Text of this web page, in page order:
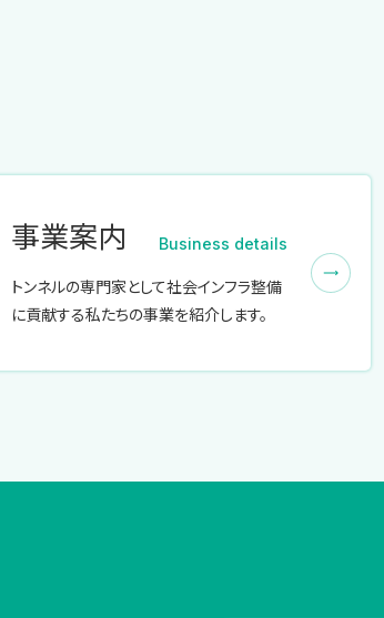
事業案内 Business details
トンネルの専門家として社会インフラ整備
に貢献する私たちの事業を紹介します。